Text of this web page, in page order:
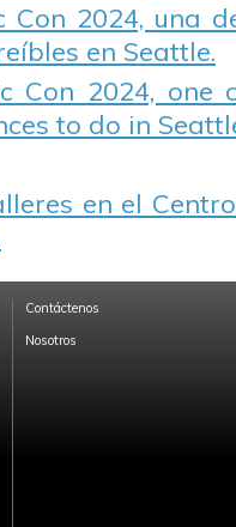
Con 2024, una
en Seattle.
Con 2024,
to do in
en el
Contáctenos
Nosotros